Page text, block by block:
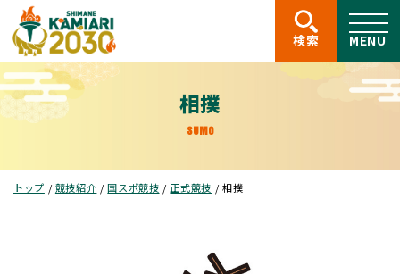
このページの本文へ
検索 MENU
相撲
SUMO
現
在
トップ / 競技紹介 /国スポ競技 / 正式競技 / 相撲